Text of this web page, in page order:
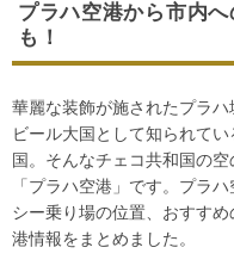
プラハ空港から市内
も！
華麗な装飾が施されたプラ
ビール大国として知られて
国。そんなチェコ共和国の
「プラハ空港」です。プラ
シー乗り場の位置、おすす
港情報をまとめました。